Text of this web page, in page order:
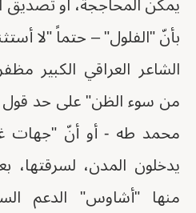
بأنّ "الفلول" – حتماً "لا
الشاعر العراقي الكبير
من سوء الظن" على حد قول
محمد طه - أو أنّ "جهات
يدخلون المدن، لسرقتها،
منها "أشاوس" الدعم